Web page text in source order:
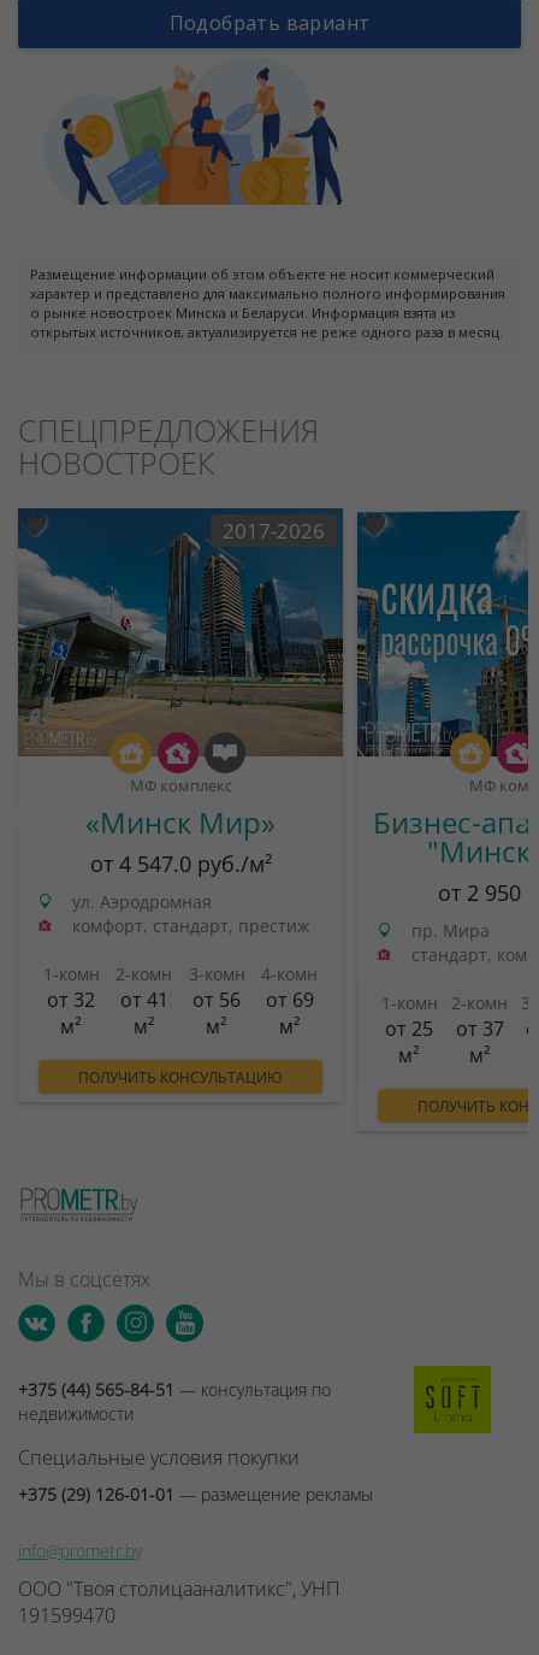
Подобрать вариант
Размещение информации об этом объекте не носит коммерческий
характер и представлено для максимально полного информирования
о рынке новостроек Минска и Беларуси. Информация взята из
открытых источников, актуализируется не реже одного раза в месяц.
СПЕЦПРЕДЛОЖЕНИЯ
НОВОСТРОЕК
2017-2026
МФ комплекс
«Минск Мир»
от 4 547.0 руб./м²
ул. Аэродромная
комфорт, стандарт, престиж
1-комн
от 32
м²
2-комн
от 41
м²
3-комн
от 56
м²
4-комн
от 69
м²
ПОЛУЧИТЬ КОНСУЛЬТАЦИЮ
МФ
Бизнес-
от 2 950
пр. Мира
стандарт,
1-комн
от 25
м²
2-комн
от 37
м²
ПОЛУЧИТЬ
Мы в соцсетях
+375 (44) 565-84-51 — консультация по
недвижимости
Специальные условия покупки
+375 (29) 126-01-01 — размещение рекламы
info@prometr.by
ООО "Твоя столицааналитикс", УНП
191599470